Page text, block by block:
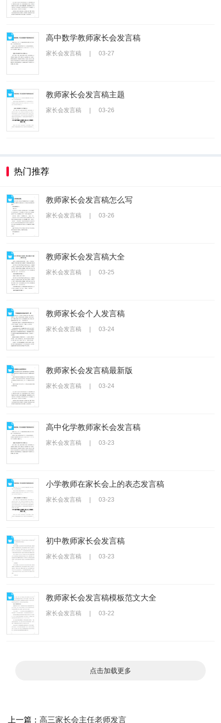
高中数学教师家长会发言稿
家长会发言稿 | 03-27
教师家长会发言稿主题
家长会发言稿 | 03-26
热门推荐
教师家长会发言稿怎么写
家长会发言稿 03-26
教师家长会发言稿大全
家长会发言稿 03-25
教师家长会个人发言稿
家长会发言稿 03-24
教师家长会发言稿最新版
家长会发言稿 03-24
高中化学教师家长会发言稿
家长会发言稿 03-23
小学教师在家长会上的表态发言稿
家长会发言稿 03-23
初中教师家长会发言稿
家长会发言稿 03-23
教师家长会发言稿模板范文大全
家长会发言稿 03-22
点击加载更多
上一篇： 高三家长会主任老师发言